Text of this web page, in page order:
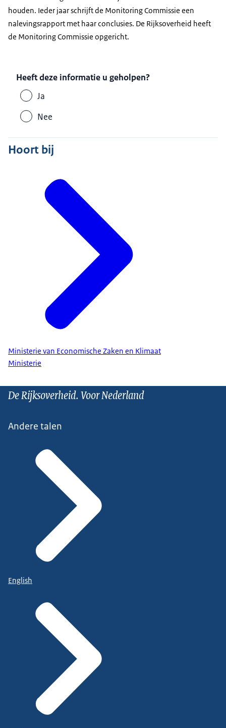
houden. Ieder jaar schrijft de Monitoring Commissie een
nalevingsrapport met haar conclusies. De Rijksoverheid heeft
de Monitoring Commissie opgericht.
Heeft deze informatie u geholpen?
Ja
Nee
Hoort bij
Ministerie van Economische Zaken en Klimaat
Ministerie
De Rijksoverheid. Voor Nederland
Andere talen
English